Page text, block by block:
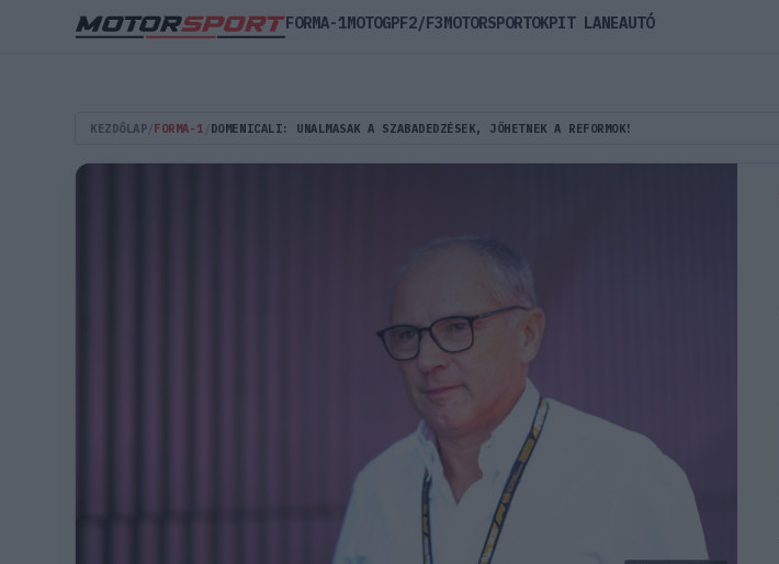
KEZDŐLAP FORMA-1 DOMENICALI: UNALMASAK A SZABADEDZÉSEK, JÖHETNEK A REFORMOK!
FORMA-1MOTOGPF2/F3MOTORSPORTOKPIT LANEAUTÓ